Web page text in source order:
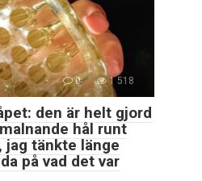
0 1 518
den är helt gjord
hål runt
jag tänkte länge
på vad det var